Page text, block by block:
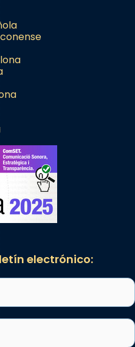
electrónico: